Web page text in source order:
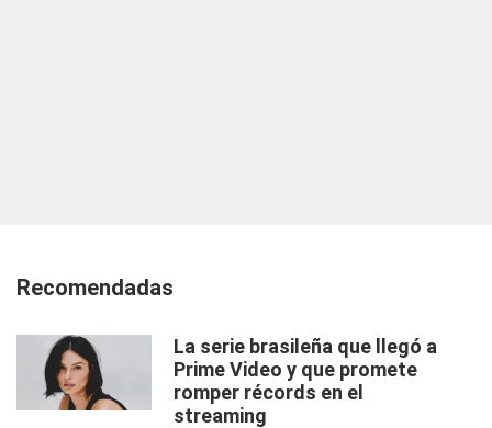
Recomendadas
La serie brasileña que llegó a
Prime Video y que promete
romper récords en el
streaming